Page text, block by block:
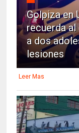
Golpiza en
recuerda
a dos
lesiones
Leer Mas